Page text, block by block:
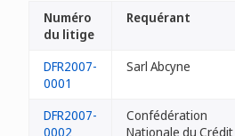
Numéro
du litige
Requérant
DFR2007-
0001
Sarl Abcyne
DFR2007-
0002
Confédération
Nationale du Crédit